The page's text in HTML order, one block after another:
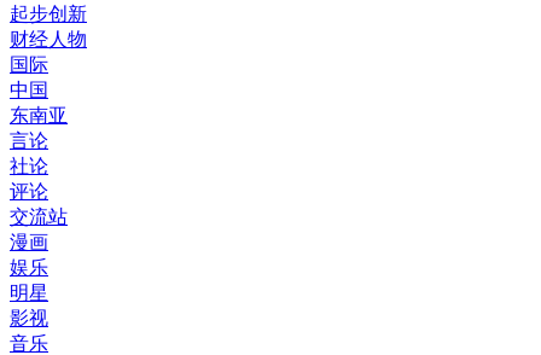
起步创新
财经人物
国际
中国
东南亚
言论
社论
评论
交流站
漫画
娱乐
明星
影视
音乐